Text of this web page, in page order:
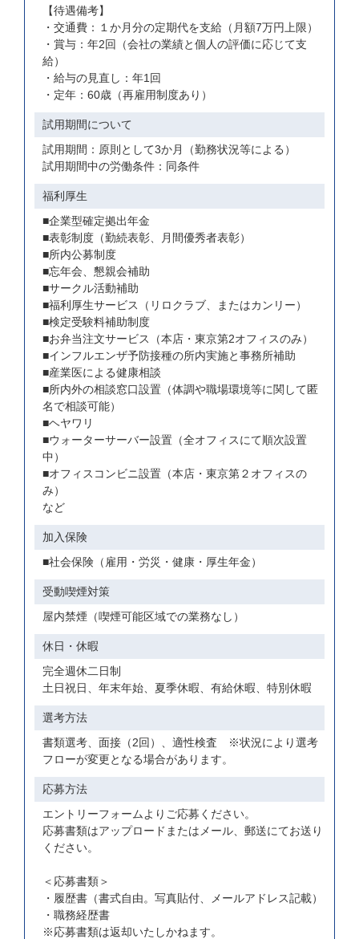
【待遇備考】
・交通費：１か月分の定期代を支給（月額7万円上限）
・賞与：年2回（会社の業績と個人の評価に応じて支
給）
・給与の見直し：年1回
・定年：60歳（再雇用制度あり）
試用期間について
試用期間：原則として3か月（勤務状況等による）
試用期間中の労働条件：同条件
福利厚生
■企業型確定拠出年金
■表彰制度（勤続表彰、月間優秀者表彰）
■所内公募制度
■忘年会、懇親会補助
■サークル活動補助
■福利厚生サービス（リロクラブ、またはカンリー）
■検定受験料補助制度
■お弁当注文サービス（本店・東京第2オフィスのみ）
■インフルエンザ予防接種の所内実施と事務所補助
■産業医による健康相談
■所内外の相談窓口設置（体調や職場環境等に関して匿
名で相談可能）
■ヘヤワリ
■ウォーターサーバー設置（全オフィスにて順次設置
中）
■オフィスコンビニ設置（本店・東京第２オフィスの
み）
など
加入保険
■社会保険（雇用・労災・健康・厚生年金）
受動喫煙対策
屋内禁煙（喫煙可能区域での業務なし）
休日・休暇
完全週休二日制
土日祝日、年末年始、夏季休暇、有給休暇、特別休暇
選考方法
書類選考、面接（2回）、適性検査 ※状況により選考
フローが変更となる場合があります。
応募方法
エントリーフォームよりご応募ください。
応募書類はアップロードまたはメール、郵送にてお送り
ください。
＜応募書類＞
・履歴書（書式自由。写真貼付、メールアドレス記載）
・職務経歴書
※応募書類は返却いたしかねます。